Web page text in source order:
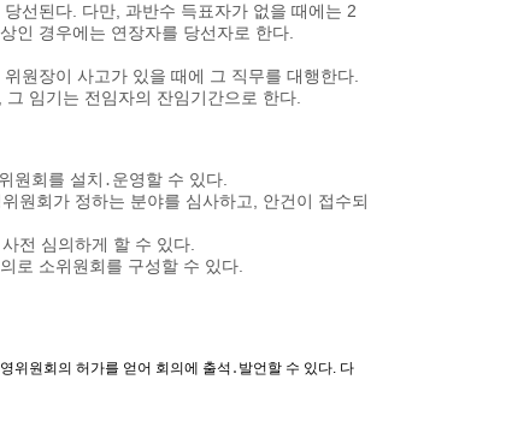
선된다. 다만, 과반수 득표자가 없을 때에는 2
인 경우에는 연장자를 당선자로 한다.
원장이 사고가 있을 때에 그 직무를 대행한다.
임기는 전임자의 잔임기간으로 한다.
원회를 설치․운영할 수 있다.
원회가 정하는 분야를 심사하고, 안건이 접수되
전 심의하게 할 수 있다.
로 소위원회를 구성할 수 있다.
위원회의 허가를 얻어 회의에 출석․발언할 수 있다. 다